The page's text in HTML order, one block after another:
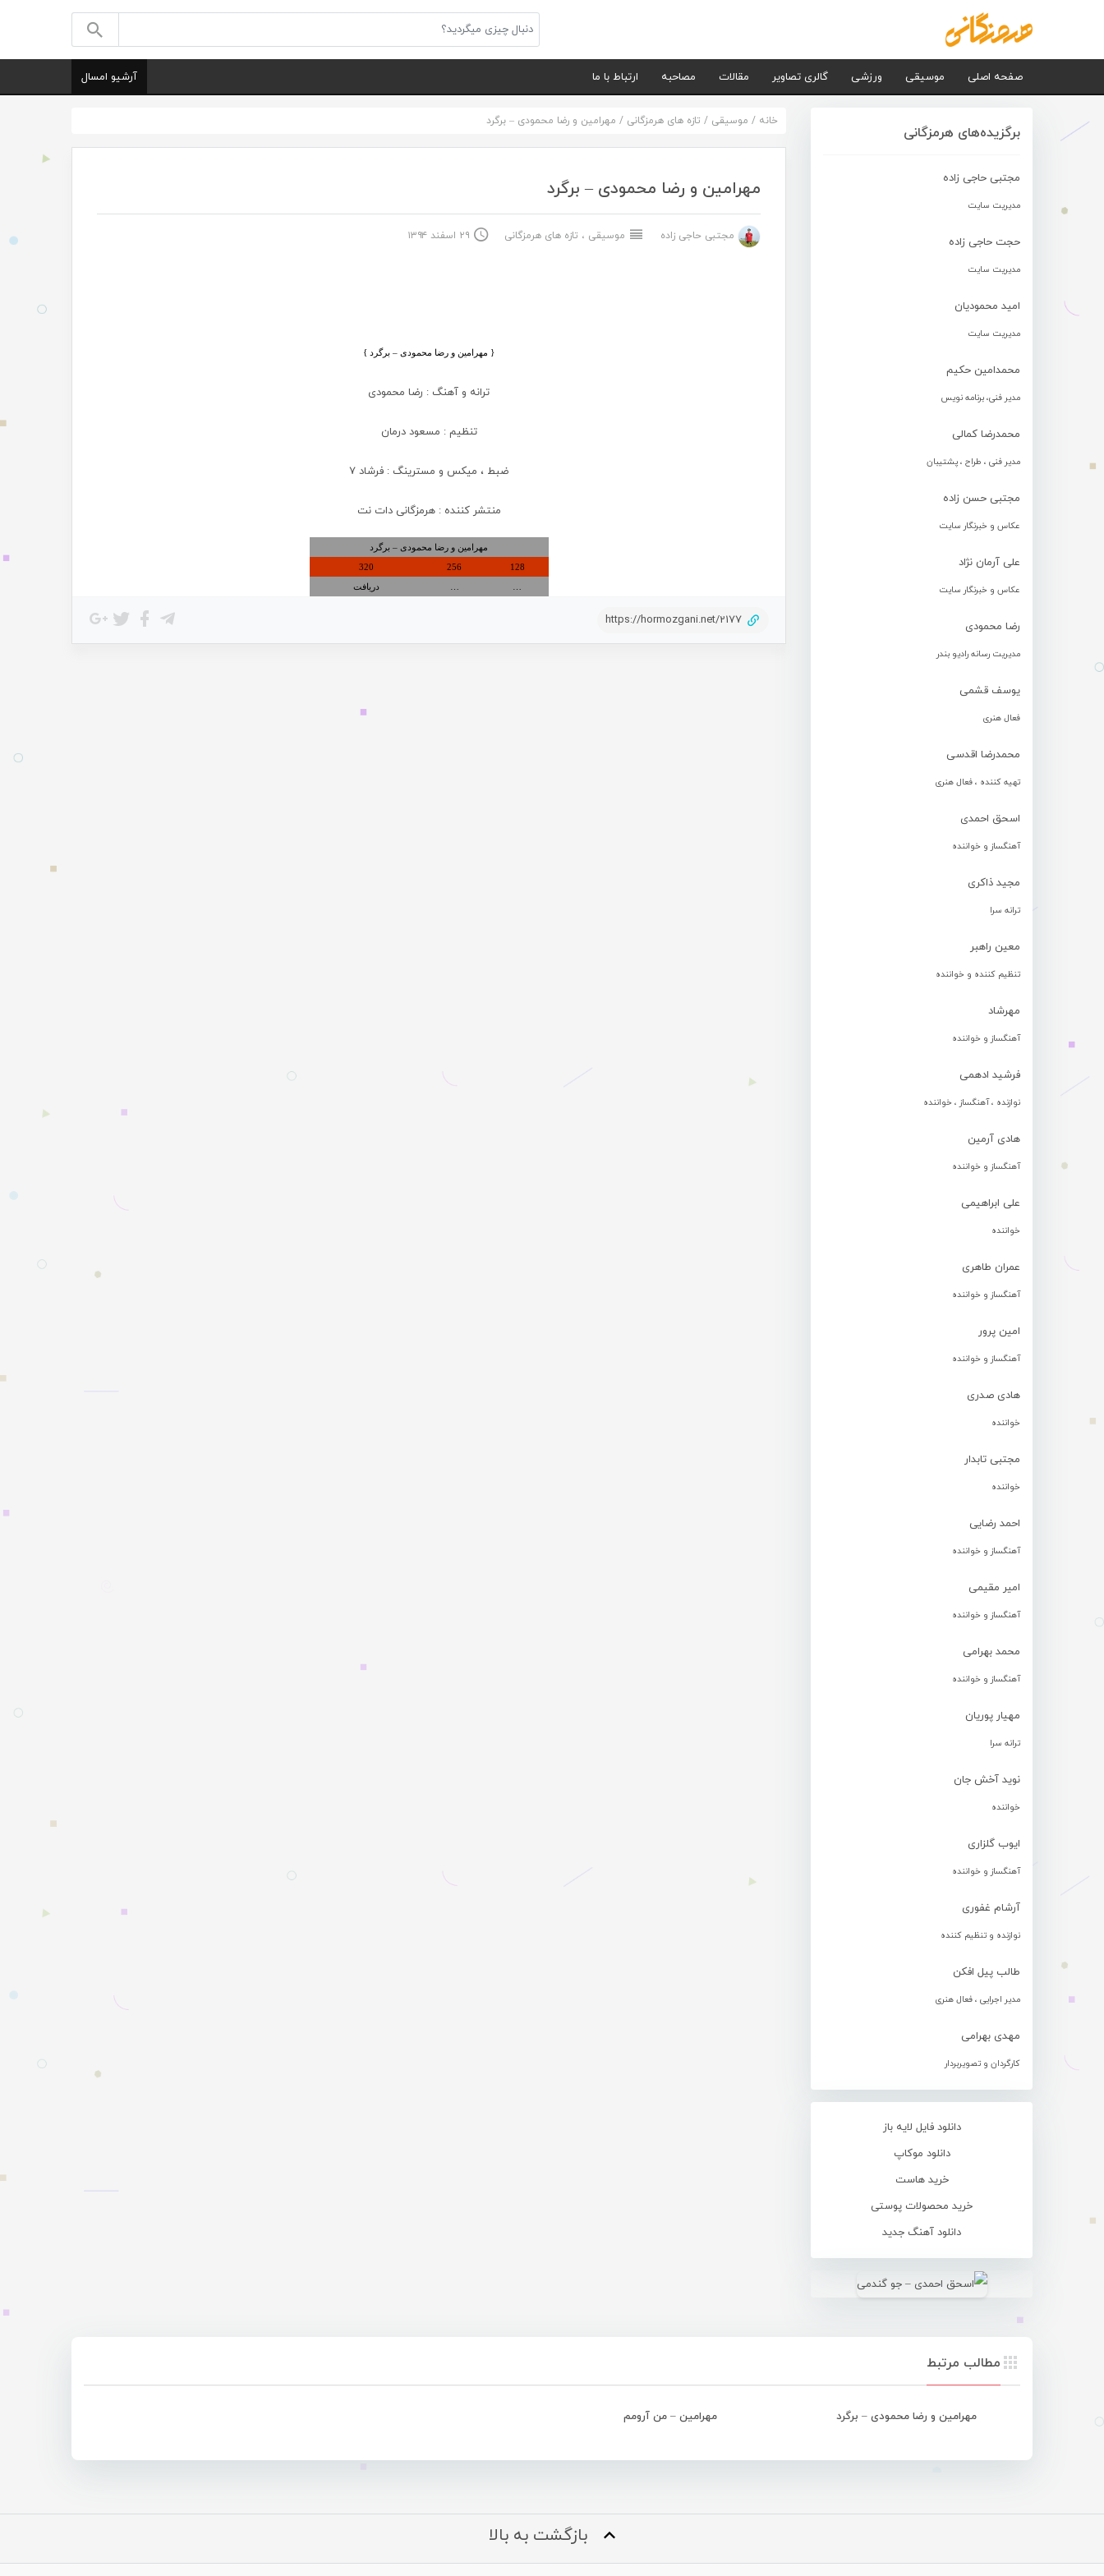
صفحه اصلی موسیقی ورزشی گالری تصاویر مقالات مصاحبه ارتباط با ما آرشیو امسال
برگزیده‌های هرمزگانی
مجتبی حاجی زاده
مدیریت سایت
حجت حاجی زاده
مدیریت سایت
امید محمودیان
مدیریت سایت
محمدامین حکیم
مدیر فنی، برنامه نویس
محمدرضا کمالی
مدیر فنی ، طراح ، پشتیبان
مجتبی حسن زاده
عکاس و خبرنگار سایت
علی آرمان نژاد
عکاس و خبرنگار سایت
رضا محمودی
مدیریت رسانه رادیو بندر
یوسف قشمی
فعال هنری
محمدرضا اقدسی
تهیه کننده ، فعال هنری
اسحق احمدی
آهنگساز و خواننده
مجید ذاکری
ترانه سرا
معین راهبر
تنظیم کننده و خواننده
مهرشاد
آهنگساز و خواننده
فرشید ادهمی
نوازنده ، آهنگساز ، خواننده
هادی آرمین
آهنگساز و خواننده
علی ابراهیمی
خواننده
عمران طاهری
آهنگساز و خواننده
امین پرور
آهنگساز و خواننده
هادی صدری
خواننده
مجتبی تابدار
خواننده
احمد رضایی
آهنگساز و خواننده
امیر مقیمی
آهنگساز و خواننده
محمد بهرامی
آهنگساز و خواننده
مهیار پوریان
ترانه سرا
نوید آخش جان
خواننده
ایوب گلزاری
آهنگساز و خواننده
آرشام غفوری
نوازنده و تنظیم کننده
طالب پیل افکن
مدیر اجرایی ، فعال هنری
مهدی بهرامی
کارگردان و تصویربردار
دانلود فایل لایه باز
دانلود موکاپ
خرید هاست
خرید محصولات پوستی
دانلود آهنگ جدید
خانه / موسیقی / تازه های هرمزگانی / مهرامین و رضا محمودی – برگرد
مهرامین و رضا محمودی – برگرد
مجتبی حاجی زاده موسیقی ، تازه های هرمزگانی ۲۹ اسفند ۱۳۹۴
{ مهرامین و رضا محمودی – برگرد }
ترانه و آهنگ : رضا محمودی
تنظیم : مسعود درمان
ضبط ، میکس و مسترینگ : فرشاد 7
منتشر کننده : هرمزگانی دات نت
مهرامین و رضا محمودی – برگرد
128
256
320
دریافت
https://hormozgani.net/2177
مطالب مرتبط
مهرامین و رضا محمودی – برگرد مهرامین – من آرومم
بازگشت به بالا